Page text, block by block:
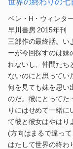
世界の終わりの七
ベン・H・ウィンタ
早川書房 2015年刊
三部作の最終話。い
ーが今回探すのは妹
れないし、仲間たち
ないのにと思ってい
何を見ても妹を思い
のだ。彼にとってた
りにはせめて一緒に
て彼と彼女はやはり
(方向はまるで違っ
はたして世界の終わ